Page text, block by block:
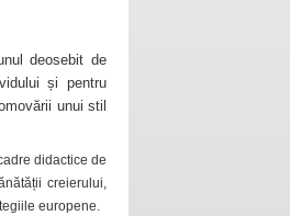
deosebit de
și pentru
unui stil
didactice de
creierului,
europene.